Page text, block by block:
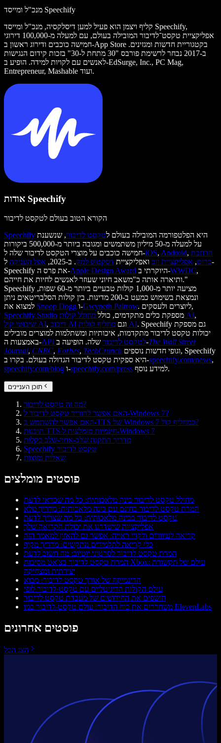
מנכ"ל ומייסד Speechify
קליף ויצמן הוא פעיל למען דיסלקסיה, מנכ"ל ומייסד Speechify,
אפליקציית טקסט־לדיבור המובילה בעולם, עם למעלה מ-100,000 דירוגי
חמישה כוכבים ודירוג ראשון ב-App Store בקטגוריית חדשות ומגזינים.
ב-2017 נבחר לרשימת פורבס "30 מתחת ל-30" בזכות קידום הנגישות
לאנשים עם לקויות למידה. הופיע ב-EdSurge, Inc., PC Mag,
Entrepreneur, Mashable ועוד.
אודות Speechify
הקורא הטוב בעולם לטקסט לדיבור
Speechify
היא הפלטפורמה המובילה בעולם לטקסט לדיבור, שנשענת
על למעלה מ-50 מיליון משתמשים ומגובה ביותר מ-500,000 ביקורות
חמישה כוכבים על מוצרי הטקסט לדיבור שלה ל-iOS, Android, הרחבת
כרום, אפליקציית ווב ואפליקציית דסקטופ למק. ב-2025, אפל העניקה ל-
Speechify את פרס ה-Apple Design Award היוקרתי ב-WWDC,
ותיארה אותה כ"משאב חיוני שעוזר לאנשים לחיות את חייהם."
Speechify מציעה יותר מ-1,000 קולות טבעיים ביותר מ-60 שפות,
ונמצאת בשימוש כמעט ב-200 מדינות. בין קולות הסלבריטאים ניתן
Snoop Dogg ו-Gwyneth Paltrow
. ליוצרים ולעסקים,
Speechify Studio
מספקת כלים מתקדמים, כולל מחולל קולות AI,
שיבוטי קול AI, דיבוב AI וגם מחליף קולות AI. Speechify גם מספקת
יכולות טקסט לדיבור מתקדמות, איכותיות ומשתלמות למוצרים מובילים
באמצעות ה-
API לטקסט לדיבורשלה. הופיעה ב-The Wall Street
Journal, CNBC, Forbes, TechCrunch
היא ספקית טקסט לדיבור הגדולה בעולם. בקרו ב-speechify.com/news,
speechify.com/blog ו-speechify.com/press למידע נוסף.
תוכן העניינים
מה זה טקסט לדיבור?
האם אפשר להוריד טקסט לדיבור ל-Windows 7?
האם אפשר להשתמש ב-TTS של Windows 7 כמחליף קול?
תוכנות TTS חינמיות מומלצות ל-Windows 7
מדריך התקנה שלב-אחר-שלב בקלות
Speechify טקסט לדיבור
שאלות נפוצות
פוסטים מומלצים
מחולל טקסט לדיבור בינה מלאכותית: כל מה שכדאי לדעת
המרת טקסט לדיבור בחינם עם בינה מלאכותית: מדריך מלא
טקסט לדיבור בבינה מלאכותית: כל מה שצריך לדעת
אפליקציות שישדרגו את יכולת הקריאה שלך
קריאה לעיוורים ולקויי ראייה: אפשר גם להאזין למאמר הזה
כלי קריאה לתלמידים מתקשים: מדריך מקיף
המרת טקסט לדיבור לסרטוני יוטיוב: מה חשוב לדעת
המרת טקסט לדיבור בצ'אט מסיבות Xbox: עולם של תקשורת
יצירתית ומצחיקה
הדינמיקה של אורך טקסט לדיבור: מבוא
עולם הקולות הדיגיטליים עם טקסט‑לדיבור לופי
חושפים את החידושים של מעבדת טקסט לדיבור
משחררים את כוח הדיבור: עולם טקסט-לדיבור כמו ElevenLabs
פוסטים אחרונים
הצג הכל